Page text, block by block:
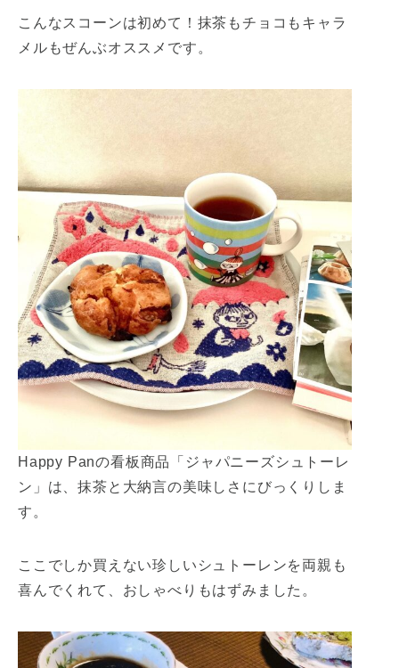
こんなスコーンは初めて！抹茶もチョコもキャラ
メルもぜんぶオススメです。
Happy Panの看板商品「ジャパニーズシュトーレ
ン」は、抹茶と大納言の美味しさにびっくりしま
す。
ここでしか買えない珍しいシュトーレンを両親も
喜んでくれて、おしゃべりもはずみました。